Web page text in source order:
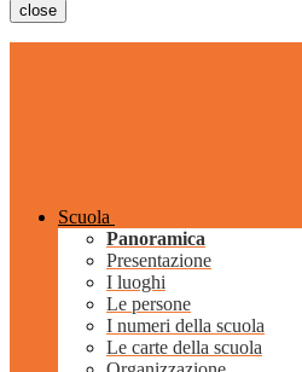
close
Scuola
Panoramica
Presentazione
I luoghi
Le persone
I numeri della scuola
Le carte della scuola